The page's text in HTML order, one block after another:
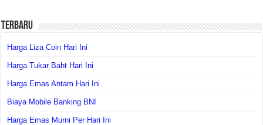
Terbaru
Harga Liza Coin Hari Ini
Harga Tukar Baht Hari Ini
Harga Emas Antam Hari Ini
Biaya Mobile Banking BNI
Harga Emas Murni Per Hari Ini